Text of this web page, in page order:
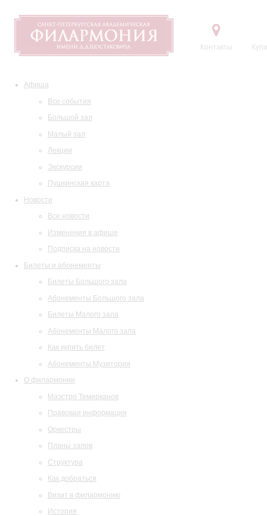
Контакты
Афиша
Все события
Большой зал
Малый зал
Лекции
Экскурсии
Пушкинская карта
Новости
Все новости
Изменения в афише
Подписка на новости
Билеты и абонементы
Билеты Большого зала
Абонементы Большого зала
Билеты Малого зала
Абонементы Малого зала
Как купить билет
Абонементы Музитория
О филармонии
Маэстро Темирканов
Правовая информация
Оркестры
Планы залов
Структура
Как добраться
Визит в филармонию
История